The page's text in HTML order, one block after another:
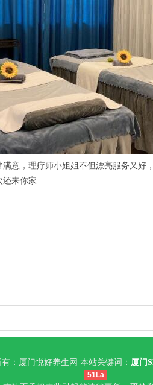
，理疗师小姐姐不但漂亮服务又好
来你家
：厦门悦好养生网 本站关键词： 厦门
51La